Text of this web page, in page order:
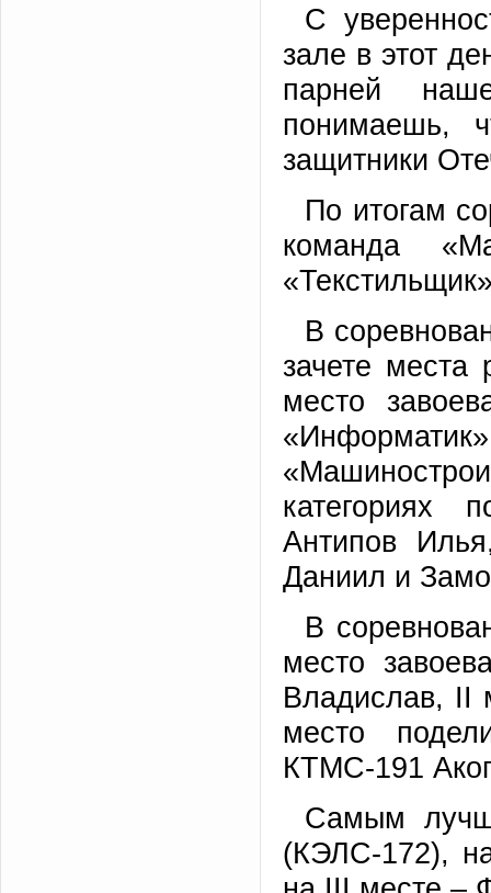
С
зале в этот
парней
понимаешь,
защитники
По итогам
команда
В
зачете
место
категориях
Антипов
Даниил и
В
место
Владислав, II
место
КТМС-191
Самым
(КЭЛС-172),